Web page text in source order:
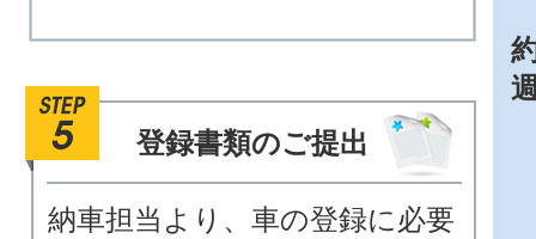
登録書類のご提出
納車担当より、車の登録に必要